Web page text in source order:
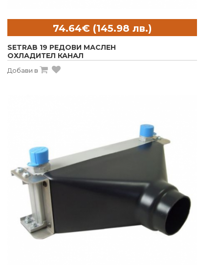
SETRAB 19 РЕДОВИ МАСЛЕН
ОХЛАДИТЕЛ КАНАЛ
Добави в